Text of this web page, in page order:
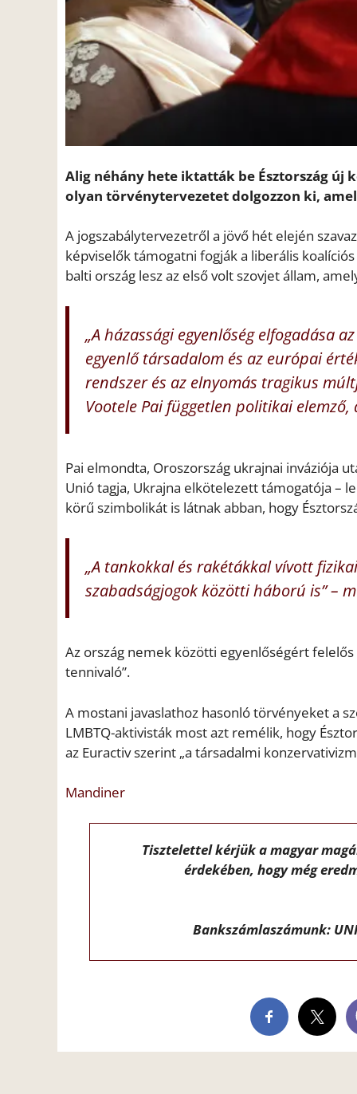
Alig néhány hete iktatták be Észtország új
olyan törvénytervezetet dolgozzon ki,
A jogszabálytervezetről a jövő hét elején
képviselők támogatni fogják a liberális
balti ország lesz az első volt szovjet állam,
„A házassági egyenlőség elfogadása
egyenlő társadalom és az európai
rendszer és az elnyomás tragikus
Vootele Pai független politikai
Pai elmondta, Oroszország ukrajnai inváziója
Unió tagja, Ukrajna elkötelezett támogatója –
körű szimbolikát is látnak abban, hogy
„A tankokkal és rakétákkal vívott
szabadságjogok közötti háború is” –
Az ország nemek közötti egyenlőségért
tennivaló”.
A mostani javaslathoz hasonló törvényeket a
LMBTQ-aktivisták most azt remélik, hogy
az Euractiv szerint „a társadalmi
Mandiner
Tisztelettel kérjük a magyar
érdekében, hogy még
Bankszámlaszámunk: